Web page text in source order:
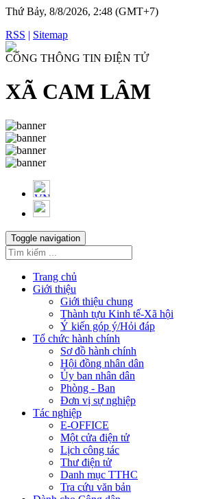
Thứ Bảy, 8/8/2026, 2:48 (GMT+7)
RSS | Sitemap
CỔNG THÔNG TIN ĐIỆN TỬ
XÃ CAM LÂM
Toggle navigation
Trang chủ
Giới thiệu
Giới thiệu chung
Thành tựu Kinh tế-Xã hội
Ý kiến góp ý/Hỏi đáp
Tổ chức hành chính
Sơ đồ hành chính
Hội đồng nhân dân
Ủy ban nhân dân
Phòng - Ban
Đơn vị sự nghiệp
Tác nghiệp
E-OFFICE
Một cửa điện tử
Lịch công tác
Thư điện tử
Danh mục TTHC
Tra cứu văn bản